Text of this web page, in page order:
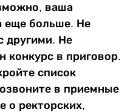
ваша
еще больше. Не
другими. Не
конкурс в приговор.
список
в приемные
о ректорских,